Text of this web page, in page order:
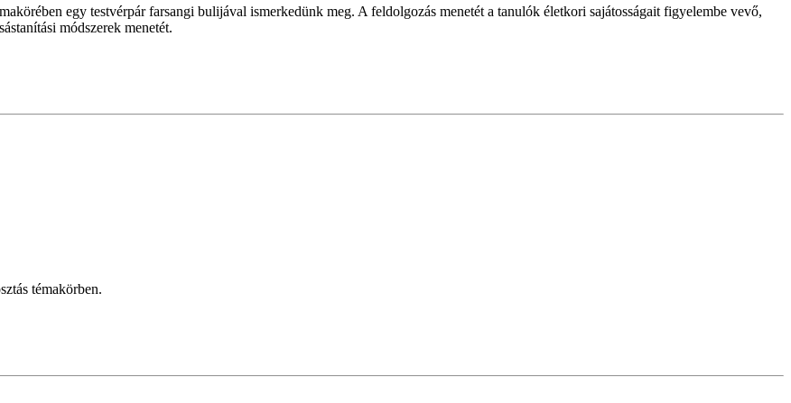
egy testvérpár farsangi bulijával ismerkedünk meg. A feldolgozás menetét a tanulók életkori sajátosságait figyelembe vevő,
módszerek menetét.
témakörben.